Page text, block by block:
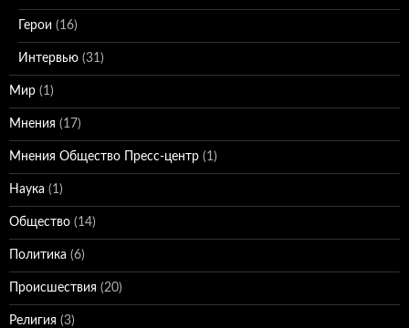
Герои (16)
Интервью (31)
Мир (1)
Мнения (17)
Мнения Общество Пресс-центр (1)
Наука (1)
Общество (14)
Политика (6)
Происшествия (20)
Религия (3)